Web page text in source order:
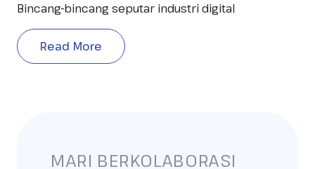
Bincang-bincang seputar industri digital
Read More
MARI BERKOLABORASI